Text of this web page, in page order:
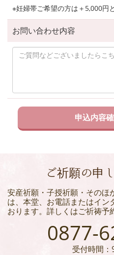
※妊婦帯ご希望の方は＋5,000円
お問い合わせ内容
ご祈願の申
安産祈願・子授祈願・そのほ
は、本堂、お電話またはイン
おります。詳しくはご祈祷予
0877-
受付時間